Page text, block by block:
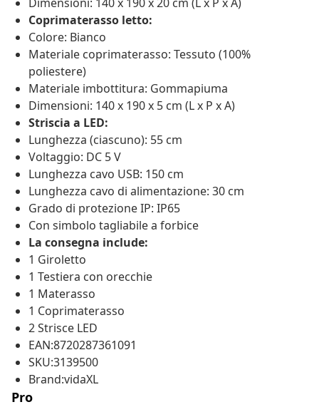
Coprimaterasso letto:
Colore: Bianco
Materiale coprimaterasso: Tessuto (100%
poliestere)
Materiale imbottitura: Gommapiuma
Dimensioni: 140 x 190 x 5 cm (L x P x A)
Striscia a LED:
Lunghezza (ciascuno): 55 cm
Voltaggio: DC 5 V
Lunghezza cavo USB: 150 cm
Lunghezza cavo di alimentazione: 30 cm
Grado di protezione IP: IP65
Con simbolo tagliabile a forbice
La consegna include:
1 Giroletto
1 Testiera con orecchie
1 Materasso
1 Coprimaterasso
2 Strisce LED
EAN:8720287361091
SKU:3139500
Brand:vidaXL
Pro